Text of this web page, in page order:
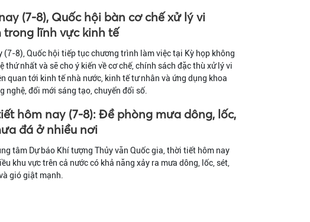
(7-8), Quốc hội bàn cơ chế xử lý vi
trong lĩnh vực kinh tế
(7-8), Quốc hội tiếp tục chương trình làm việc tại Kỳ họp không
thứ nhất và sẽ cho ý kiến về cơ chế, chính sách đặc thù xử lý vi
quan tới kinh tế nhà nước, kinh tế tư nhân và ứng dụng khoa
nghệ, đổi mới sáng tạo, chuyển đổi số.
hôm nay (7-8): Đề phòng mưa dông, lốc,
đá ở nhiều nơi
tâm Dự báo Khí tượng Thủy văn Quốc gia, thời tiết hôm nay
khu vực trên cả nước có khả năng xảy ra mưa dông, lốc, sét,
gió giật mạnh.